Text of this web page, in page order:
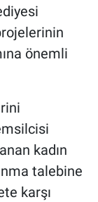
önemli
kadın
talebine
karşı